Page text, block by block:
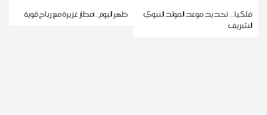
فلكيا... تحديد موعد المولد النبوي
الشريف
ظهر اليوم.. أمطار غزيرة مع رياح قوية